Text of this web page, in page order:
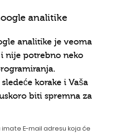
analitike
analitike je veoma
nije potrebno neko
korake i Vaša
biti spremna za
E-mail adresu koja će